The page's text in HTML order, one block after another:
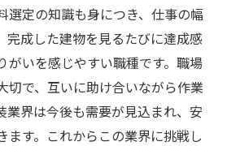
選定の知識も身につき、仕事の幅
完成した建物を見るたびに達成感
がいを感じやすい職種です。職場
切で、互いに助け合いながら作業
業界は今後も需要が見込まれ、安
ます。これからこの業界に挑戦し